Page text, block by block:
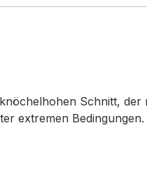
Schnitt,
extremen Bedingungen.